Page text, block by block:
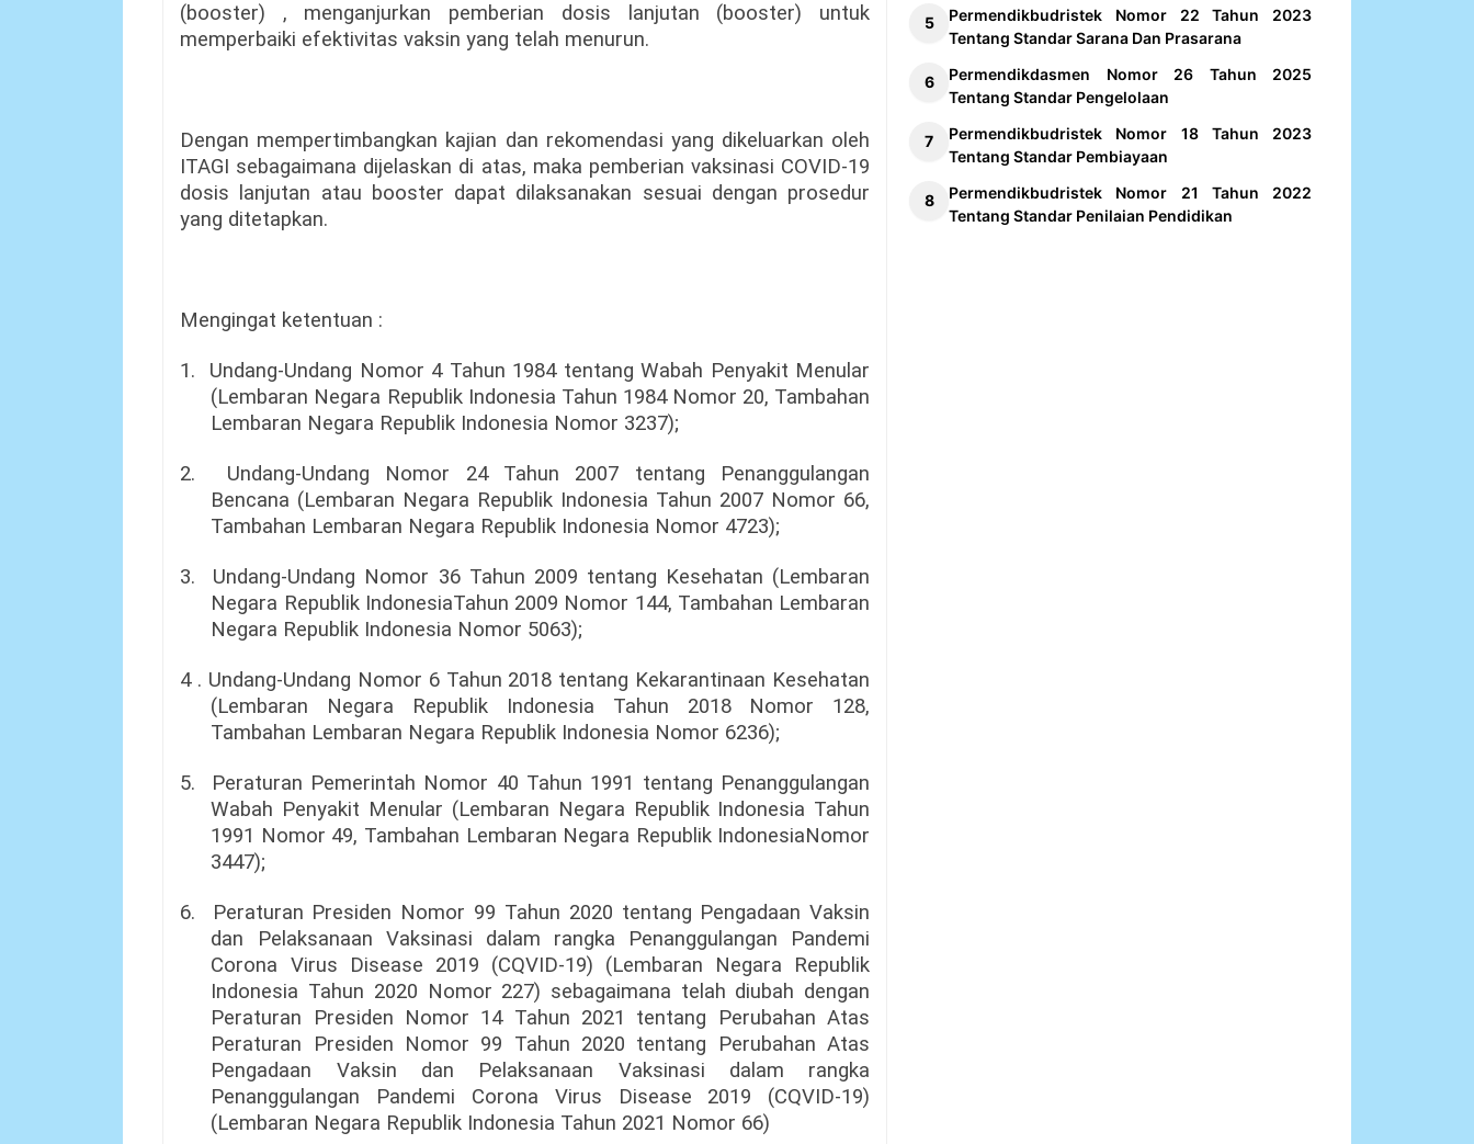
(booster) , menganjurkan pemberian dosis lanjutan (booster) untuk
memperbaiki efektivitas vaksin yang telah menurun.
Dengan mempertimbangkan kajian dan rekomendasi yang dikeluarkan oleh
ITAGI sebagaimana dijelaskan di atas, maka pemberian vaksinasi COVID-19
dosis lanjutan atau booster dapat dilaksanakan sesuai dengan prosedur
yang ditetapkan.
Mengingat ketentuan :
1.
Undang-Undang Nomor 4 Tahun 1984 tentang Wabah Penyakit Menular
(Lembaran Negara Republik Indonesia Tahun 1984 Nomor 20, Tambahan
Lembaran Negara Republik Indonesia Nomor 3237);
2.
Undang-Undang Nomor 24 Tahun 2007 tentang Penanggulangan
Bencana (Lembaran Negara Republik Indonesia Tahun 2007 Nomor 66,
Tambahan Lembaran Negara Republik Indonesia Nomor 4723);
3.
Undang-Undang Nomor 36 Tahun 2009 tentang Kesehatan (Lembaran
Negara Republik IndonesiaTahun 2009 Nomor 144, Tambahan Lembaran
Negara Republik Indonesia Nomor 5063);
4 . Undang-Undang Nomor 6 Tahun 2018 tentang Kekarantinaan Kesehatan
(Lembaran Negara Republik Indonesia Tahun 2018 Nomor 128,
Tambahan Lembaran Negara Republik Indonesia Nomor 6236);
5.
Peraturan Pemerintah Nomor 40 Tahun 1991 tentang Penanggulangan
Wabah Penyakit Menular (Lembaran Negara Republik Indonesia Tahun
1991 Nomor 49, Tambahan Lembaran Negara Republik IndonesiaNomor
3447);
6.
Peraturan Presiden Nomor 99 Tahun 2020 tentang Pengadaan Vaksin
dan Pelaksanaan Vaksinasi dalam rangka Penanggulangan Pandemi
Corona Virus Disease 2019 (CQVID-19) (Lembaran Negara Republik
Indonesia Tahun 2020 Nomor 227) sebagaimana telah diubah dengan
Peraturan Presiden Nomor 14 Tahun 2021 tentang Perubahan Atas
Peraturan Presiden Nomor 99 Tahun 2020 tentang Perubahan Atas
Pengadaan Vaksin dan Pelaksanaan Vaksinasi dalam rangka
Penanggulangan Pandemi Corona Virus Disease 2019 (CQVID-19)
(Lembaran Negara Republik Indonesia Tahun 2021 Nomor 66)
Permendikbudristek Nomor 22 Tahun 2023
Tentang Standar Sarana Dan Prasarana
Permendikdasmen Nomor 26 Tahun 2025
Tentang Standar Pengelolaan
Permendikbudristek Nomor 18 Tahun 2023
Tentang Standar Pembiayaan
Permendikbudristek Nomor 21 Tahun 2022
Tentang Standar Penilaian Pendidikan